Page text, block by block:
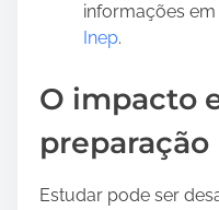
informações
Inep.
O impacto
preparação
Estudar pode ser